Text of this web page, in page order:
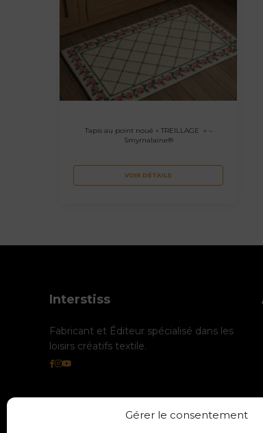
Gérer le consentement
Tapis au point noué « TREILLAGE » –
Smyrnalaine®
VOIR DÉTAILS
Interstiss
Fabricant et Éditeur spécialisé dans les
loisirs créatifs textile.